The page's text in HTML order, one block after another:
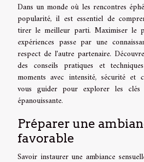
Dans un monde où les rencontres
popularité, il est essentiel de
tirer le meilleur parti. Maximiser le
expériences passe par une
respect de l'autre partenaire.
des conseils pratiques et
moments avec intensité, sécurité et
vous guider pour explorer les clés
épanouissante.
Préparer une
favorable
Savoir instaurer une ambiance